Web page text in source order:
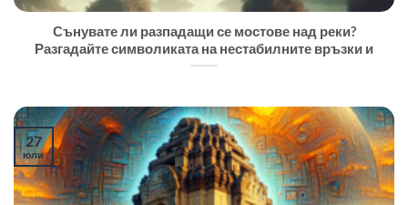
Сънувате ли разпадащи се мостове над реки?
Разгадайте символиката на нестабилните връзки и
27
юли